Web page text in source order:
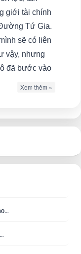
giới tài chính
Tứ Gia.
sẽ có liên
vậy, nhưng
đã bước vào
vài câu, còn
lãng mạn
đó đã lợi
giữa họ,
Xem thêm »